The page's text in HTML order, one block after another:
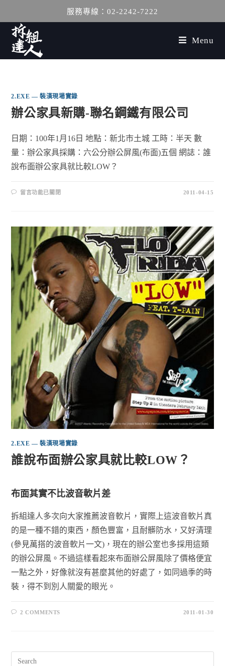
服務專線：02-2242-7222
Menu
2.EXE — 裝潢現場實錄
辦公家具新購-聯名鋼鐵有限公司
日期：100年1月16日 地點：新北市土城 工時：半天 數
量：辦公家具採購：六公分辦公屏風(布面)五個 網誌：誰
說布面辦公家具就比較LOW？
留言功能已關閉 2011-04-15
2.EXE — 裝潢現場實錄
誰說布面辦公家具就比較LOW？
布面其實不比波音軟片差
拆組達人多次向大家推薦波音軟片，實際上這波音軟片真
的是一種不錯的東西，顏色豐富，且耐髒防水，又好清理
(參見萬搭的波音軟片一文)，現在的辦公室也多採用這類
的辦公屏風。不過這樣看起來布面辦公屏風除了價格便宜
一點之外，好像就沒有甚麼其他的好處了，如同過季的時
裝，得不到別人關愛的眼光。
2 COMMENTS 2011-01-30